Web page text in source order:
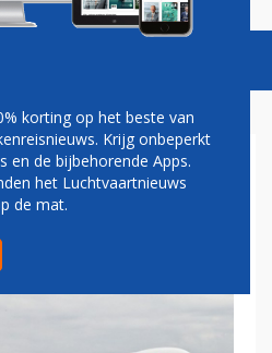
KRIJGT
korting op het beste van
Krijg onbeperkt
en de bijbehorende Apps.
het Luchtvaartnieuws
de mat.